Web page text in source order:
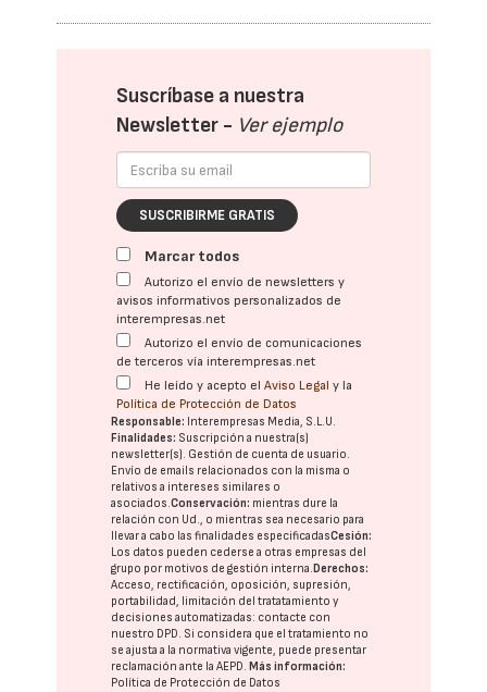
Suscríbase a nuestra
Newsletter - Ver ejemplo
SUSCRIBIRME GRATIS
Marcar todos
Autorizo el envío de newsletters y
avisos informativos personalizados de
interempresas.net
Autorizo el envío de comunicaciones
de terceros vía interempresas.net
He leído y acepto elAviso Legal y la
Política de Protección de Datos
Responsable: Interempresas Media, S.L.U.
Finalidades: Suscripción a nuestra(s)
newsletter(s). Gestión de cuenta de usuario.
Envío de emails relacionados con la misma o
relativos a intereses similares o
asociados.Conservación: mientras dure la
relación con Ud., o mientras sea necesario para
llevar a cabo las finalidades especificadasCesión:
Los datos pueden cederse a otras empresas del
grupo por motivos de gestión interna. Derechos:
Acceso, rectificación, oposición, supresión,
portabilidad, limitación del tratatamiento y
decisiones automatizadas: contacte con
nuestro DPD. Si considera que el tratamiento no
se ajusta a la normativa vigente, puede presentar
reclamación ante laAEPD. Más información:
Política de Protección de Datos